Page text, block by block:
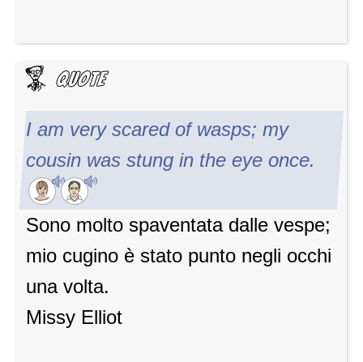
I am very scared of wasps; my
cousin was stung in the eye once.
Sono molto spaventata dalle vespe;
mio cugino è stato punto negli occhi
una volta.
Missy Elliot